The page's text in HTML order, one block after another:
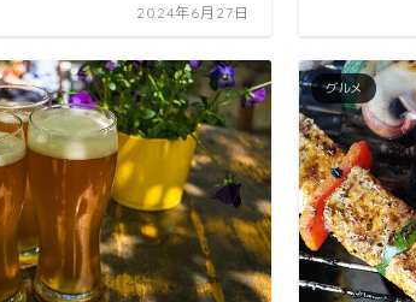
2024年6月27日
グルメ